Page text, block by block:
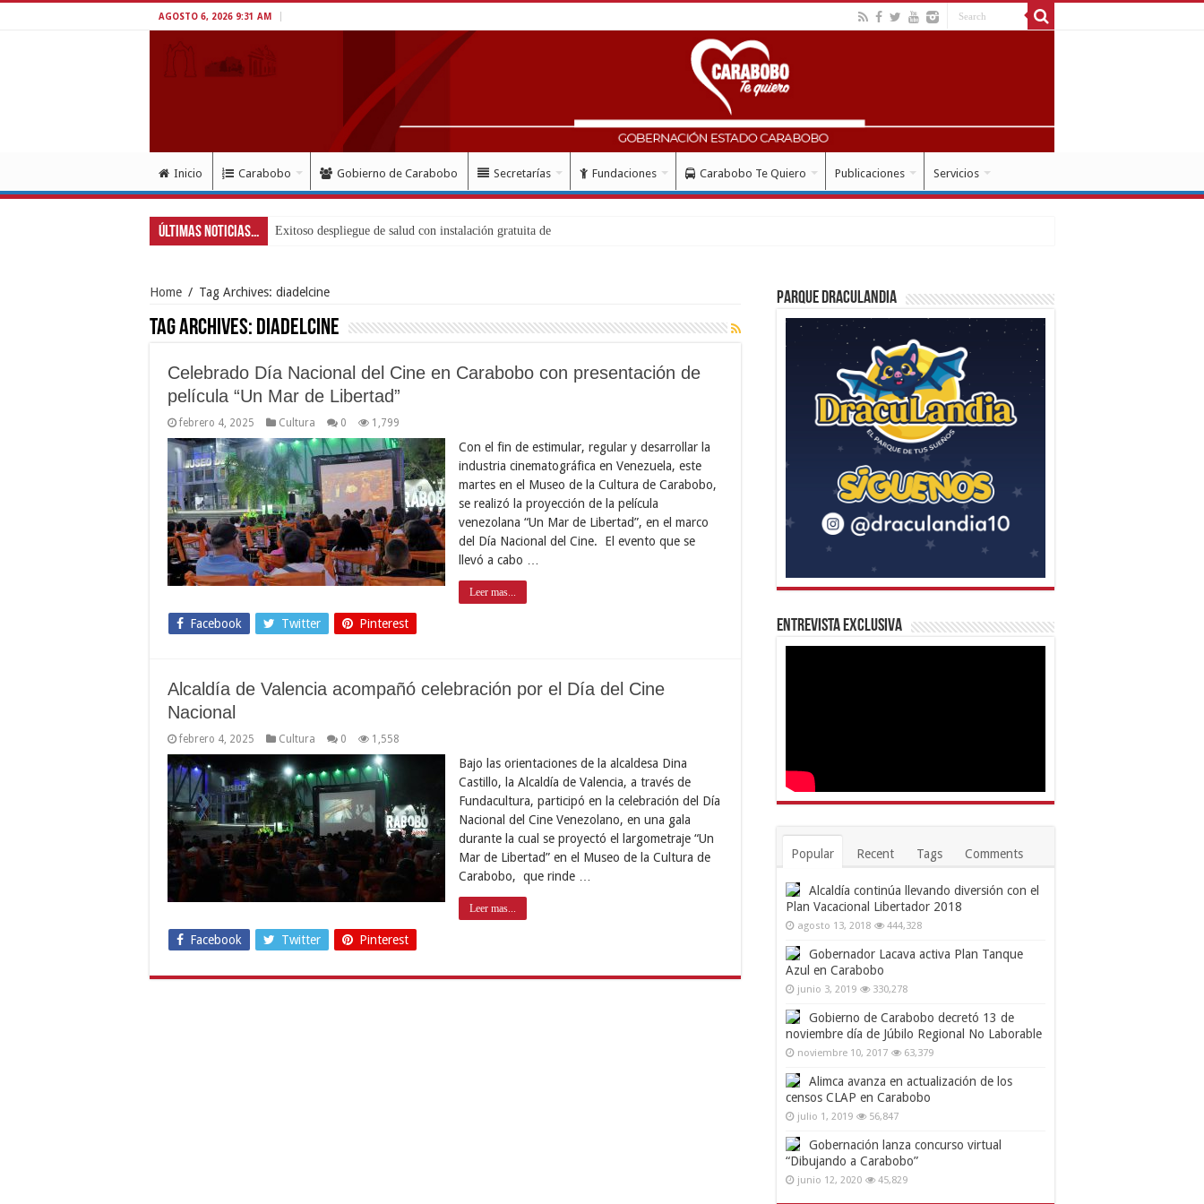
AGOSTO 6, 2026 9:31 AM
Inicio Carabobo Gobierno de Carabobo Secretarías Fundaciones Carabobo Te Quiero Publicaciones Servicios
Últimas Noticias...
Home / Tag Archives: diadelcine
Tag Archives: diadelcine
Celebrado Día Nacional del Cine en Carabobo con presentación de
película “Un Mar de Libertad”
febrero 4, 2025 Cultura 0 1,799
Con el fin de estimular, regular y desarrollar la
industria cinematográfica en Venezuela, este
martes en el Museo de la Cultura de Carabobo,
se realizó la proyección de la película
venezolana “Un Mar de Libertad”, en el marco
del Día Nacional del Cine. El evento que se
llevó a cabo …
Leer mas...
Facebook Twitter Pinterest
Alcaldía de Valencia acompañó celebración por el Día del Cine
Nacional
febrero 4, 2025 Cultura 0 1,558
Bajo las orientaciones de la alcaldesa Dina
Castillo, la Alcaldía de Valencia, a través de
Fundacultura, participó en la celebración del Día
Nacional del Cine Venezolano, en una gala
durante la cual se proyectó el largometraje “Un
Mar de Libertad” en el Museo de la Cultura de
Carabobo, que rinde …
Leer mas...
Facebook Twitter Pinterest
Parque Draculandia
Entrevista Exclusiva
Popular Recent Tags Comments
Alcaldía continúa llevando diversión con el
Plan Vacacional Libertador 2018
agosto 13, 2018 444,328
Gobernador Lacava activa Plan Tanque
Azul en Carabobo
junio 3, 2019 330,278
Gobierno de Carabobo decretó 13 de
noviembre día de Júbilo Regional No Laborable
noviembre 10, 2017 63,379
Alimca avanza en actualización de los
censos CLAP en Carabobo
julio 1, 2019 56,847
Gobernación lanza concurso virtual
“Dibujando a Carabobo”
junio 12, 2020 45,829